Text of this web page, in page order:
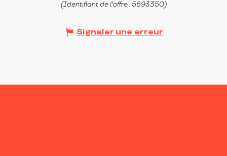
(Identifiant de l'offre : 5693350)
Signaler une erreur